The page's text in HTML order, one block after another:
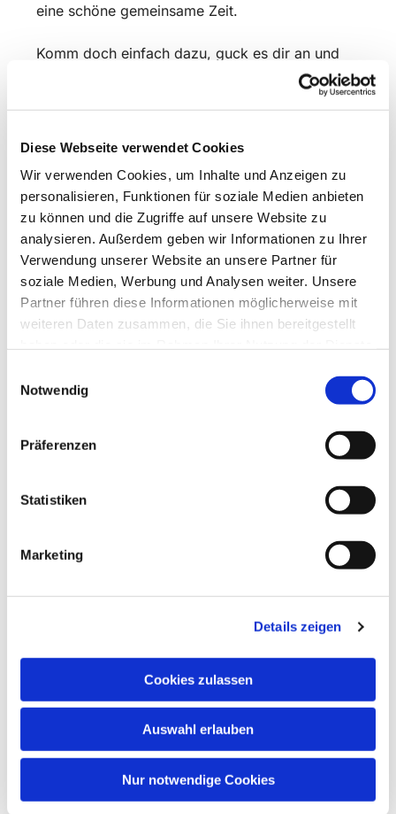
Diese Webseite verwendet Cookies
Wir verwenden Cookies, um Inhalte und Anzeigen zu
personalisieren, Funktionen für soziale Medien anbieten
zu können und die Zugriffe auf unsere Website zu
analysieren. Außerdem geben wir Informationen zu Ihrer
Verwendung unserer Website an unsere Partner für
soziale Medien, Werbung und Analysen weiter. Unsere
Partner führen diese Informationen möglicherweise mit
weiteren Daten zusammen, die Sie ihnen bereitgestellt
Notwendig
Präferenzen
Statistiken
Marketing
Details zeigen
Cookies zulassen
Auswahl erlauben
Nur notwendige Cookies
eine schöne gemeinsame Zeit.
Komm doch einfach dazu, guck es dir an und
in der Christuskirche Bismarkstraße. 16 in
Wenn du Fragen oder Anregungen hast, hat ein
offenes Ohr für dich:
Mario Planken Mail:mario.planken@gmx.de
Tel.: 01758166068
Dies könnte Sie auch
interessieren